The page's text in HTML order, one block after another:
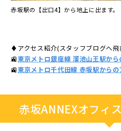
赤坂駅の【出口4】から地上に出ます。
♦アクセス紹介(スタッフブログへ飛
🚉東京メトロ銀座線 溜池山王駅か
🚉東京メトロ千代田線 赤坂駅からの
赤坂ANNEXオフィ